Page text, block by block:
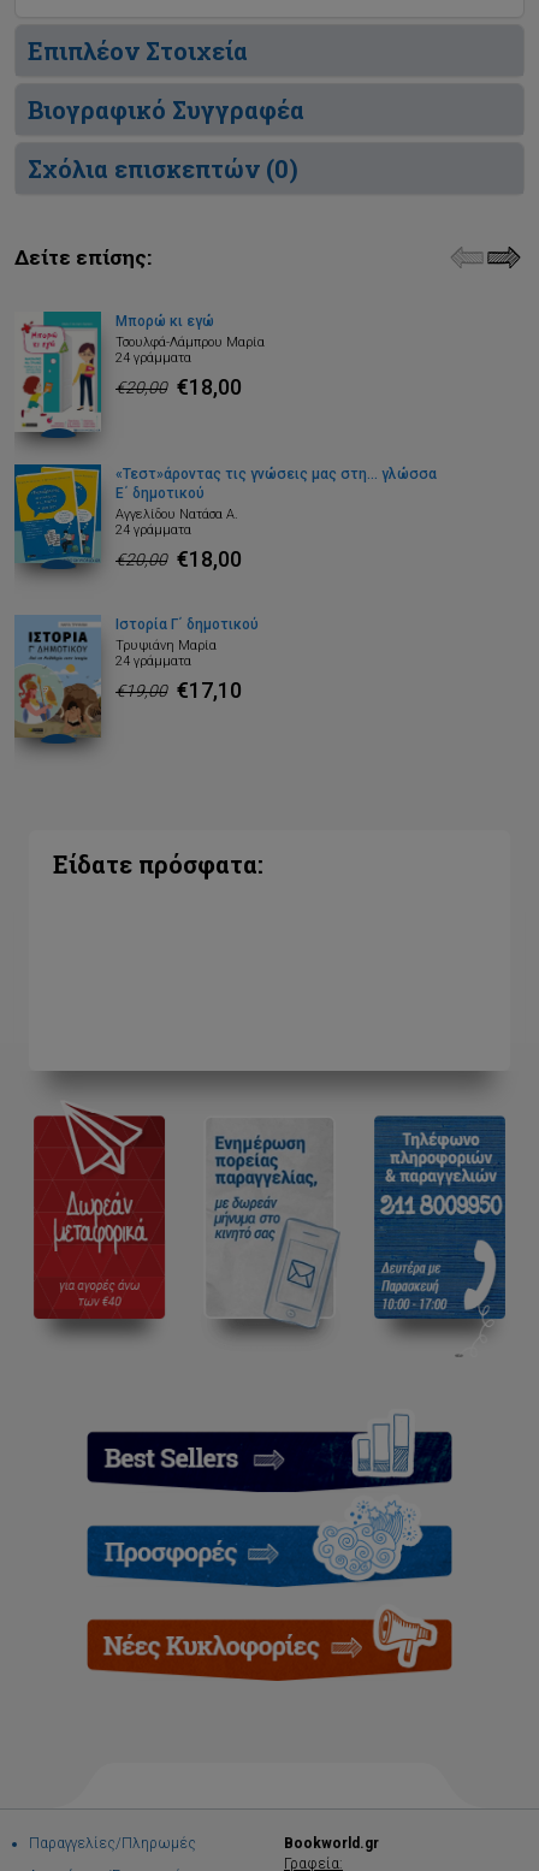
Επιπλέον Στοιχεία
Βιογραφικό Συγγραφέα
Σχόλια επισκεπτών (0)
Δείτε επίσης:
Μπορώ κι εγώ
Τσουλφά-Λάμπρου Μαρία
24 γράμματα
€20,00 €18,00
«Τεστ»άροντας τις γνώσεις μας στη… γλώσσα
Ε΄ δημοτικού
Αγγελίδου Νατάσα Α.
24 γράμματα
€20,00 €18,00
Ιστορία Γ΄ δημοτικού
Τρυψιάνη Μαρία
24 γράμματα
€19,00 €17,10
Είδατε πρόσφατα:
Παραγγελίες/Πληρωμές
Bookworld.gr
Γραφεία: